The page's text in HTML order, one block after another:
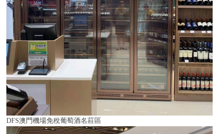
DFS澳門機場免稅葡萄酒名莊區